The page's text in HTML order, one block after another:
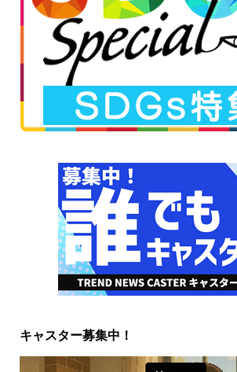
キャスター募集中！